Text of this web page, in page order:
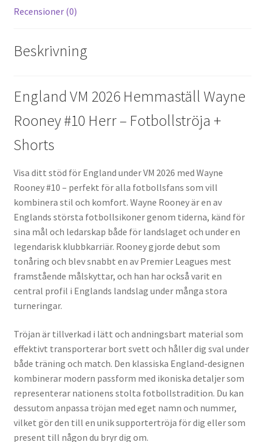
Recensioner (0)
Beskrivning
England VM 2026 Hemmaställ Wayne
Rooney #10 Herr – Fotbollströja +
Shorts
Visa ditt stöd för England under VM 2026 med Wayne
Rooney #10 – perfekt för alla fotbollsfans som vill
kombinera stil och komfort. Wayne Rooney är en av
Englands största fotbollsikoner genom tiderna, känd för
sina mål och ledarskap både för landslaget och under en
legendarisk klubbkarriär. Rooney gjorde debut som
tonåring och blev snabbt en av Premier Leagues mest
framstående målskyttar, och han har också varit en
central profil i Englands landslag under många stora
turneringar.
Tröjan är tillverkad i lätt och andningsbart material som
effektivt transporterar bort svett och håller dig sval under
både träning och match. Den klassiska England-designen
kombinerar modern passform med ikoniska detaljer som
representerar nationens stolta fotbollstradition. Du kan
dessutom anpassa tröjan med eget namn och nummer,
vilket gör den till en unik supportertröja för dig eller som
present till någon du bryr dig om.